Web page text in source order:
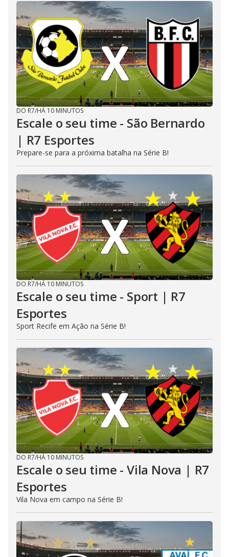
DO R7/HÁ 10 MINUTOS
Escale o seu time - São Bernardo
| R7 Esportes
Prepare-se para a próxima batalha na Série B!
DO R7/HÁ 10 MINUTOS
Escale o seu time - Sport | R7
Esportes
Sport Recife em Ação na Série B!
DO R7/HÁ 10 MINUTOS
Escale o seu time - Vila Nova | R7
Esportes
Vila Nova em campo na Série B!